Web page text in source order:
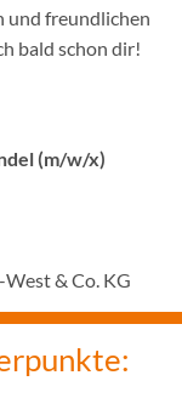
und freundlichen
bald schon dir!
(m/w/x)
& Co. KG